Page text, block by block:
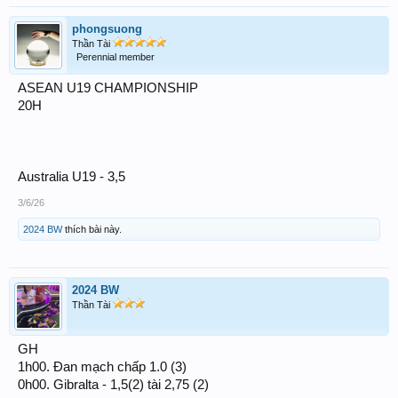
phongsuong
Thần Tài
Perennial member
ASEAN U19 CHAMPIONSHIP
20H
Australia U19 - 3,5
3/6/26
2024 BWthích bài này.
2024 BW
Thần Tài
GH
1h00. Đan mạch chấp 1.0 (3)
0h00. Gibralta - 1,5(2) tài 2,75 (2)